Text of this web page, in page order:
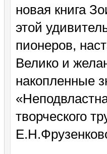
новая книга
этой
пионеров,
Велико и
накопленные
творческого